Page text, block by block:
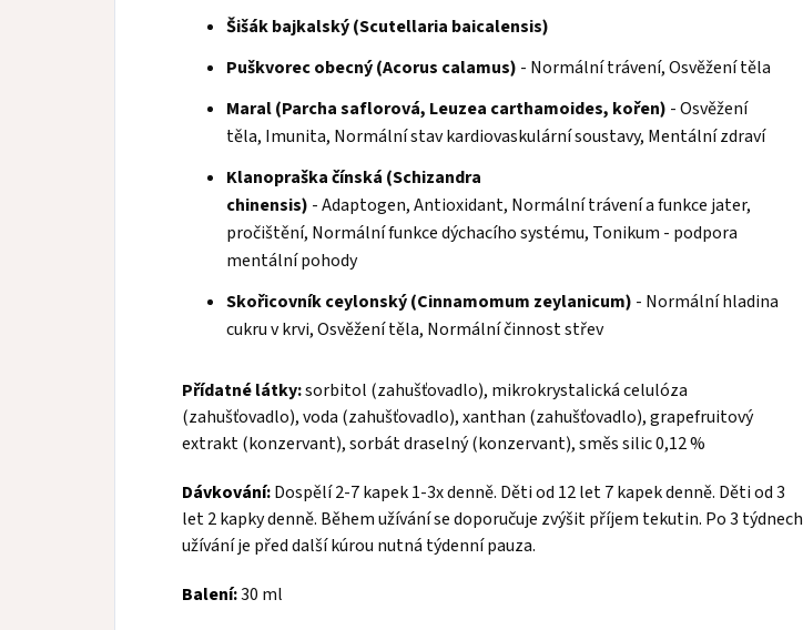
Šišák bajkalský (Scutellaria baicalensis)
Puškvorec obecný (Acorus calamus) - Normální trávení, Osvěžení těla
Maral (Parcha saflorová, Leuzea carthamoides, kořen) - Osvěžení
těla, Imunita, Normální stav kardiovaskulární soustavy, Mentální zdraví
Klanopraška čínská (Schizandra
chinensis) - Adaptogen, Antioxidant, Normální trávení a funkce jater,
pročištění, Normální funkce dýchacího systému, Tonikum - podpora
mentální pohody
Skořicovník ceylonský (Cinnamomum zeylanicum) - Normální hladina
cukru v krvi, Osvěžení těla, Normální činnost střev
Přídatné látky:sorbitol (zahušťovadlo), mikrokrystalická celulóza
(zahušťovadlo), voda (zahušťovadlo), xanthan (zahušťovadlo), grapefruitový
extrakt (konzervant), sorbát draselný (konzervant), směs silic 0,12 %
Dávkování:Dospělí 2-7 kapek 1-3x denně. Děti od 12 let 7 kapek denně. Děti od 3
let 2 kapky denně. Během užívání se doporučuje zvýšit příjem tekutin. Po 3 týdnech
užívání je před další kúrou nutná týdenní pauza.
Balení:30 ml